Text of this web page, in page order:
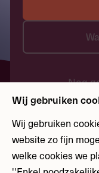
Nog
Wij gebruiken
Wij gebruiken
website zo fijn
welke cookies we